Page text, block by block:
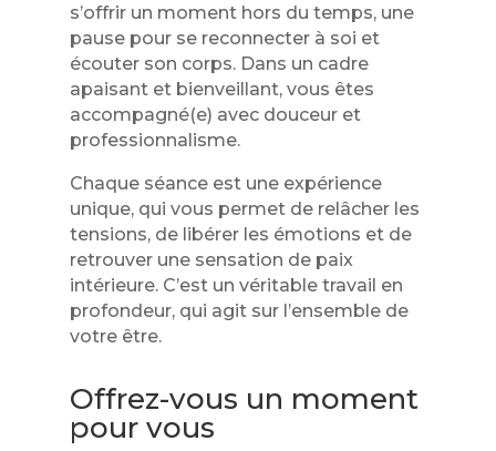
s’offrir un moment hors du temps, une
pause pour se reconnecter à soi et
écouter son corps. Dans un cadre
apaisant et bienveillant, vous êtes
accompagné(e) avec douceur et
professionnalisme.
Chaque séance est une expérience
unique, qui vous permet de relâcher les
tensions, de libérer les émotions et de
retrouver une sensation de paix
intérieure. C’est un véritable travail en
profondeur, qui agit sur l’ensemble de
votre être.
Offrez-vous un moment
pour vous